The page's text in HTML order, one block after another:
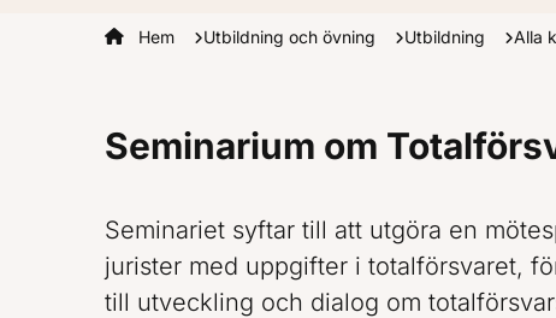
Startsidan
Hem Utbildning och övning Utbildning Alla
Seminarium om
Seminariet syftar till att utgöra en
jurister med uppgifter i totalförsvaret,
till utveckling och dialog om